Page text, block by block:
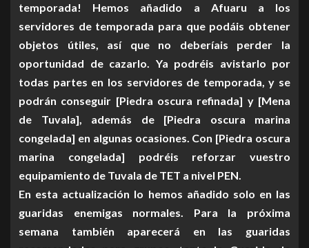
temporada! Hemos añadido a Afuaru a los
servidores de temporada para que podáis obtener
objetos útiles, así que no deberíais perder la
oportunidad de cazarlo. Ya podréis avistarlo por
todas partes en los servidores de temporada, y se
podrán conseguir [Piedra oscura refinada] y [Mena
de Tuvala], además de [Piedra oscura marina
congelada] en algunas ocasiones. Con [Piedra oscura
marina congelada] podréis reforzar vuestro
equipamiento de Tuvala de TET a nivel PEN.
En esta actualización lo hemos añadido solo en las
guaridas enemigas normales. Para la próxima
semana también aparecerá en las guaridas